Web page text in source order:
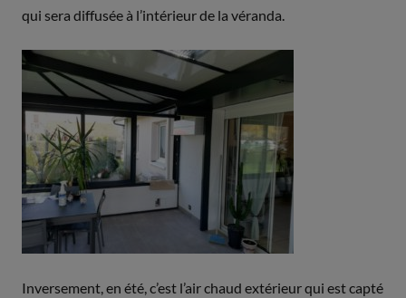
qui sera diffusée à l’intérieur de la véranda.
Inversement, en été, c’est l’air chaud extérieur qui est capté